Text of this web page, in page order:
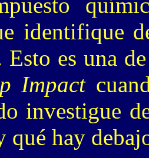
identifique
Esto es una
Impact
investigue
qué hay